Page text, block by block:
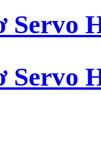
Servo
Servo